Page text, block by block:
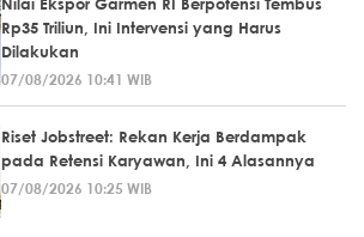
Rp35 Triliun, Ini Intervensi yang Harus
Dilakukan
07/08/2026 10:41 WIB
Riset Jobstreet: Rekan Kerja Berdampak
pada Retensi Karyawan, Ini 4 Alasannya
07/08/2026 10:25 WIB